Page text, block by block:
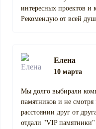
интересных проектов и
Рекомендую от всей
Елена
10 марта
Мы долго выбирали
памятников и не
расстоянии друг от
отдали "VIP